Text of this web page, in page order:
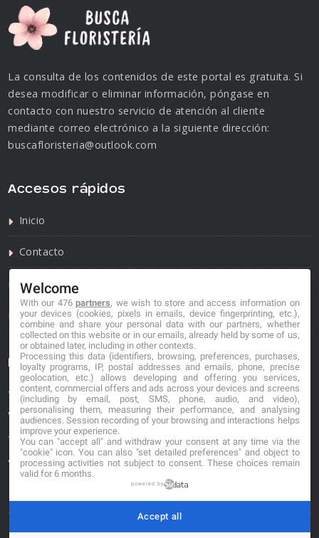
La consulta de los contenidos de este portal es gratuita. Si
desea modificar o eliminar información, póngase en
contacto con nuestro servicio de atención al cliente
mediante correo electrónico a la siguiente dirección:
buscafloristeria@outlook.com
Accesos rápidos
Inicio
Contacto
Política de privacidad
Política de cookies
Información de contacto
*No se garantiza que los datos mostrados estén
actualizados.
** Los precios mostrados son estimaciones y no se
garantiza su veracidad.
Welcome
With our 476partners, we wish to store and access information on
your devices (cookies, pixels in emails, device fingerprinting, etc.),
combine and share your personal data with our partners, whether
collected on this website or in our emails, already held by some of us,
or obtained later, including in other contexts.
Processing this data (identifiers, browsing, preferences, purchases,
loyalty programs, IP, postal addresses and emails, phone, precise
geolocation, etc.) allows developing and offering you services,
content, commercial offers and ads across your devices and screens
(including by email, post, SMS, phone, audio, and video),
personalising them, measuring their performance, and analysing
audiences. Session recording of your browsing and interactions helps
improve your experience.
You can "accept all" and withdraw your consent at any time via the
"cookie" icon. You can also "set detailed preferences" and object to
processing activities not subject to consent. These choices remain
valid for 6 months.
powered by
Accept all